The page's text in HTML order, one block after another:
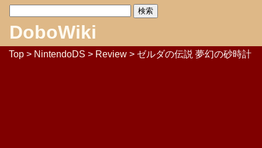
DoboWiki
Top > NintendoDS > Review > ゼルダの伝説 夢幻の砂時計